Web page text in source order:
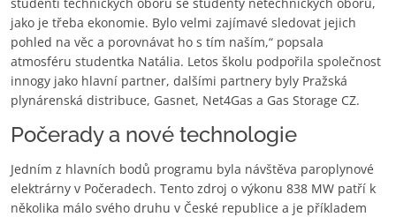
jako je třeba ekonomie. Bylo velmi zajímavé sledovat jejich
pohled na věc a porovnávat ho s tím naším,“ popsala
atmosféru studentka Natália. Letos školu podpořila společnost
innogy jako hlavní partner, dalšími partnery byly Pražská
plynárenská distribuce, Gasnet, Net4Gas a Gas Storage CZ.
Počerady a nové technologie
Jedním z hlavních bodů programu byla návštěva paroplynové
elektrárny v Počeradech. Tento zdroj o výkonu 838 MW patří k
několika málo svého druhu v České republice a je příkladem